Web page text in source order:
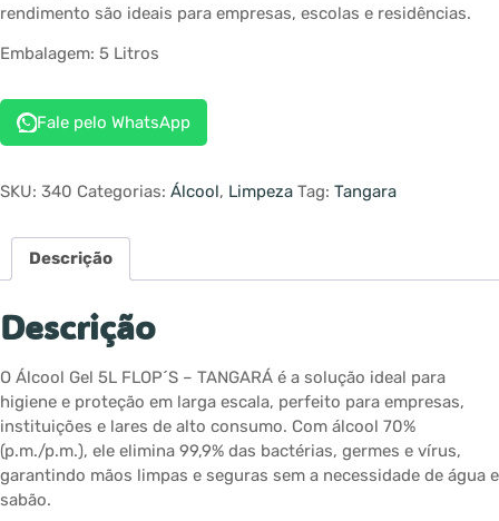
rendimento são ideais para empresas, escolas e residências.
Embalagem: 5 Litros
Fale pelo WhatsApp
SKU: 340 Categorias: Álcool, Limpeza Tag: Tangara
Descrição
Descrição
O Álcool Gel 5L FLOP´S – TANGARÁ é a solução ideal para
higiene e proteção em larga escala, perfeito para empresas,
instituições e lares de alto consumo. Com álcool 70%
(p.m./p.m.), ele elimina 99,9% das bactérias, germes e vírus,
garantindo mãos limpas e seguras sem a necessidade de água e
sabão.